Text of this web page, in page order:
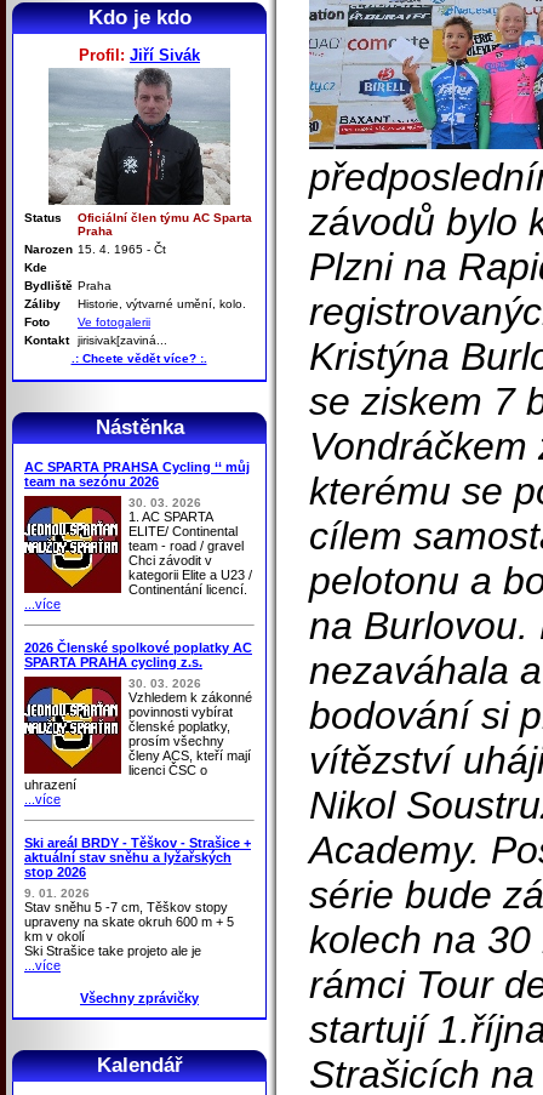
Kdo je kdo
Profil: Jiří Sivák
Status
Oficiální člen týmu AC Sparta
Praha
Narozen 15. 4. 1965 - Čt
Kde
Bydliště Praha
Záliby
Historie, výtvarné umění, kolo.
Foto
Ve fotogalerii
Kontakt jirisivak[zaviná...
.: Chcete vědět více? :.
Nástěnka
AC SPARTA PRAHSA Cycling ‘‘ můj
team na sezónu 2026
30. 03. 2026
1. AC SPARTA
ELITE/ Continental
team - road / gravel
Chci závodit v
kategorii Elite a U23 /
Continentání licencí.
...více
2026 Členské spolkové poplatky AC
SPARTA PRAHA cycling z.s.
30. 03. 2026
Vzhledem k zákonné
povinnosti vybírat
členské poplatky,
prosím všechny
členy ACS, kteří mají
licenci ČSC o
uhrazení
...více
Ski areál BRDY - Těškov - Strašice +
aktuální stav sněhu a lyžařských
stop 2026
9. 01. 2026
Stav sněhu 5 -7 cm, Těškov stopy
upraveny na skate okruh 600 m + 5
km v okolí
Ski Strašice take projeto ale je
...více
Všechny zprávičky
Kalendář
závodů bylo
Plzni na
Kristýna
se ziskem 7
Vondráčkem
kterému se
cílem
pelotonu a
na Burlovou.
nezaváhala
bodování si
vítězství
Nikol
Academy.
série bude
kolech na
rámci Tour
startují
Strašicích